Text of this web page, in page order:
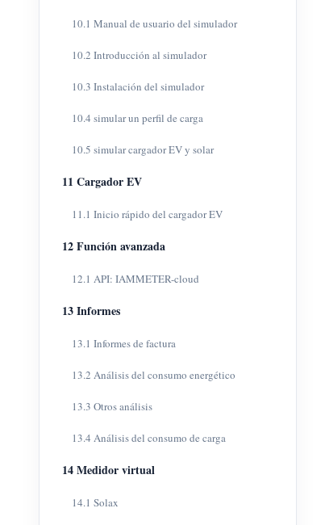
10.1 Manual de usuario del simulador
10.2 Introducción al simulador
10.3 Instalación del simulador
10.4 simular un perfil de carga
10.5 simular cargador EV y solar
11 Cargador EV
11.1 Inicio rápido del cargador EV
12 Función avanzada
12.1 API: IAMMETER-cloud
13 Informes
13.1 Informes de factura
13.2 Análisis del consumo energético
13.3 Otros análisis
13.4 Análisis del consumo de carga
14 Medidor virtual
14.1 Solax